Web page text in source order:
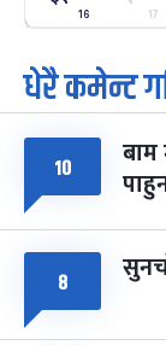
मंगल फाल्गुन
७
आइत
पूर्णिमा
चैत्र ७,
८
सोम चैत्र ८,
16 17
धेरै कमेन्ट
१०
८